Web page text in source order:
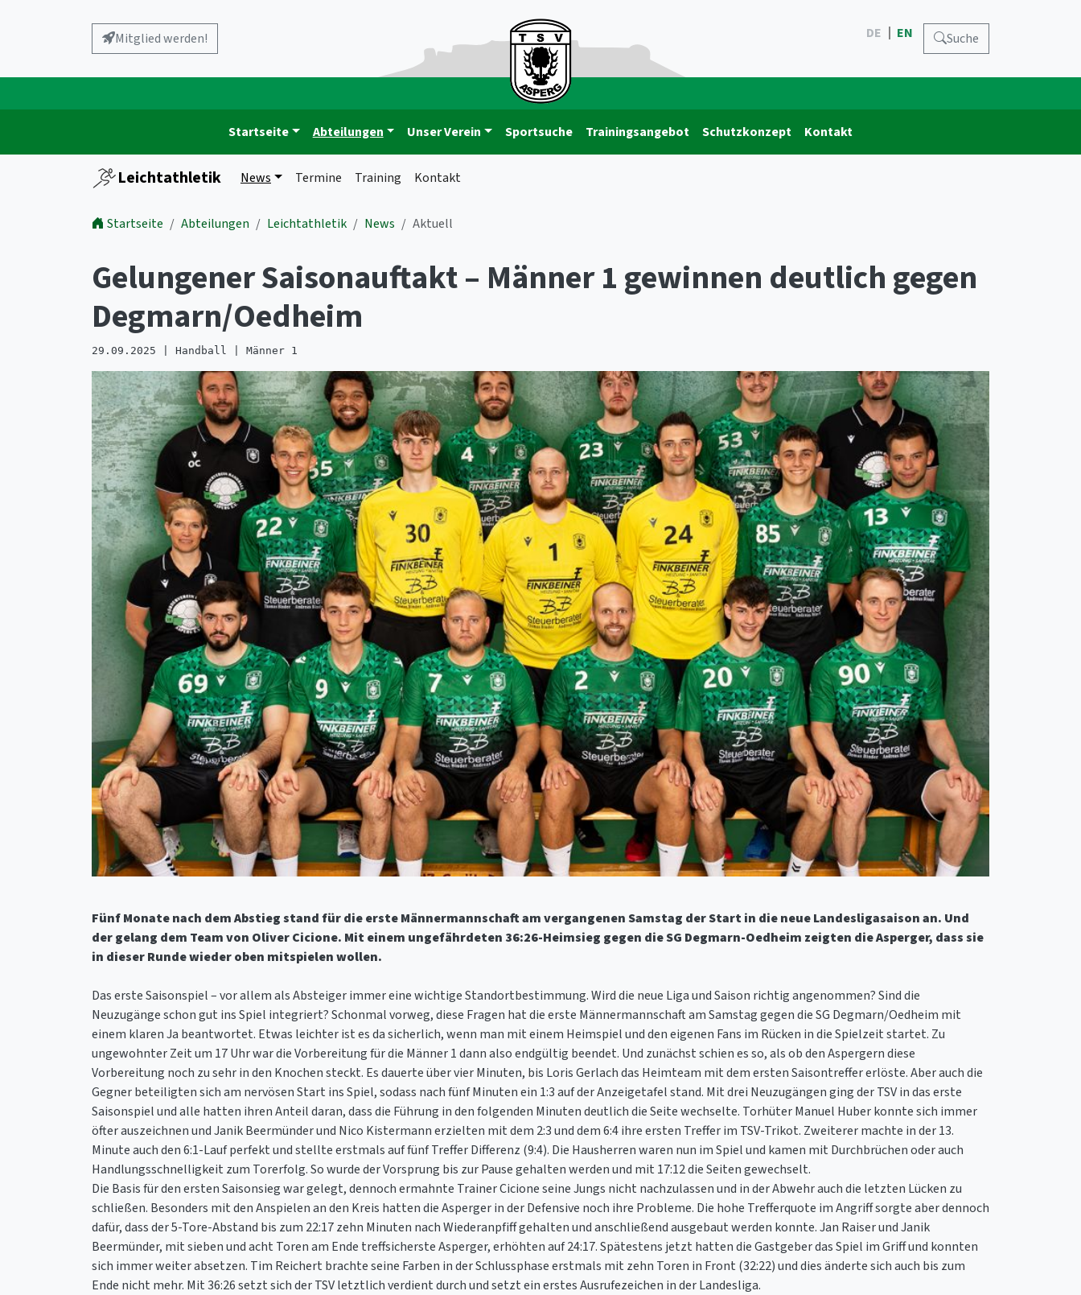
Mitglied werden! DE EN Suche
Startseite Abteilungen Unser Verein Sportsuche Trainingsangebot Schutzkonzept Kontakt
Leichtathletik News Termine Training Kontakt
Startseite Abteilungen Leichtathletik News Aktuell
Gelungener Saisonauftakt – Männer 1 gewinnen deutlich gegen
Degmarn/Oedheim
29.09.2025 | Handball | Männer 1
Fünf Monate nach dem Abstieg stand für die erste Männermannschaft am vergangenen Samstag der Start in die neue Landesligasaison an. Und
der gelang dem Team von Oliver Cicione. Mit einem ungefährdeten 36:26-Heimsieg gegen die SG Degmarn-Oedheim zeigten die Asperger, dass sie
in dieser Runde wieder oben mitspielen wollen.
Das erste Saisonspiel – vor allem als Absteiger immer eine wichtige Standortbestimmung. Wird die neue Liga und Saison richtig angenommen? Sind die
Neuzugänge schon gut ins Spiel integriert? Schonmal vorweg, diese Fragen hat die erste Männermannschaft am Samstag gegen die SG Degmarn/Oedheim mit
einem klaren Ja beantwortet. Etwas leichter ist es da sicherlich, wenn man mit einem Heimspiel und den eigenen Fans im Rücken in die Spielzeit startet. Zu
ungewohnter Zeit um 17 Uhr war die Vorbereitung für die Männer 1 dann also endgültig beendet. Und zunächst schien es so, als ob den Aspergern diese
Vorbereitung noch zu sehr in den Knochen steckt. Es dauerte über vier Minuten, bis Loris Gerlach das Heimteam mit dem ersten Saisontreffer erlöste. Aber auch die
Gegner beteiligten sich am nervösen Start ins Spiel, sodass nach fünf Minuten ein 1:3 auf der Anzeigetafel stand. Mit drei Neuzugängen ging der TSV in das erste
Saisonspiel und alle hatten ihren Anteil daran, dass die Führung in den folgenden Minuten deutlich die Seite wechselte. Torhüter Manuel Huber konnte sich immer
öfter auszeichnen und Janik Beermünder und Nico Kistermann erzielten mit dem 2:3 und dem 6:4 ihre ersten Treffer im TSV-Trikot. Zweiterer machte in der 13.
Minute auch den 6:1-Lauf perfekt und stellte erstmals auf fünf Treffer Differenz (9:4). Die Hausherren waren nun im Spiel und kamen mit Durchbrüchen oder auch
Handlungsschnelligkeit zum Torerfolg. So wurde der Vorsprung bis zur Pause gehalten werden und mit 17:12 die Seiten gewechselt.
Die Basis für den ersten Saisonsieg war gelegt, dennoch ermahnte Trainer Cicione seine Jungs nicht nachzulassen und in der Abwehr auch die letzten Lücken zu
schließen. Besonders mit den Anspielen an den Kreis hatten die Asperger in der Defensive noch ihre Probleme. Die hohe Trefferquote im Angriff sorgte aber dennoch
dafür, dass der 5-Tore-Abstand bis zum 22:17 zehn Minuten nach Wiederanpfiff gehalten und anschließend ausgebaut werden konnte. Jan Raiser und Janik
Beermünder, mit sieben und acht Toren am Ende treffsicherste Asperger, erhöhten auf 24:17. Spätestens jetzt hatten die Gastgeber das Spiel im Griff und konnten
sich immer weiter absetzen. Tim Reichert brachte seine Farben in der Schlussphase erstmals mit zehn Toren in Front (32:22) und dies änderte sich auch bis zum
Ende nicht mehr. Mit 36:26 setzt sich der TSV letztlich verdient durch und setzt ein erstes Ausrufezeichen in der Landesliga.